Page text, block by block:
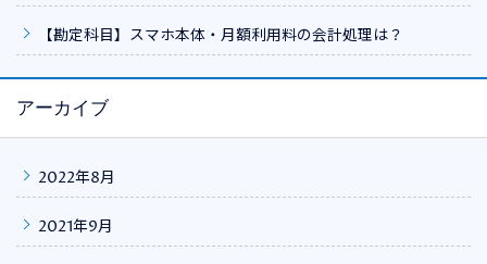
【勘定科目】スマホ本体・月額利用料の会計処理は？
アーカイブ
2022年8月
2021年9月